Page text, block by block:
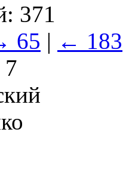
371
65 | ← 183
7